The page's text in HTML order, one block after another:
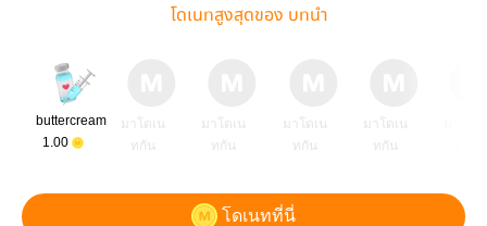
โดเนทสูงสุดของ บทนำ
buttercream
1.00
มาโดเน
ทกัน
มาโดเน
ทกัน
มาโดเน
ทกัน
มาโดเน
ทกัน
โดเนทที่นี่